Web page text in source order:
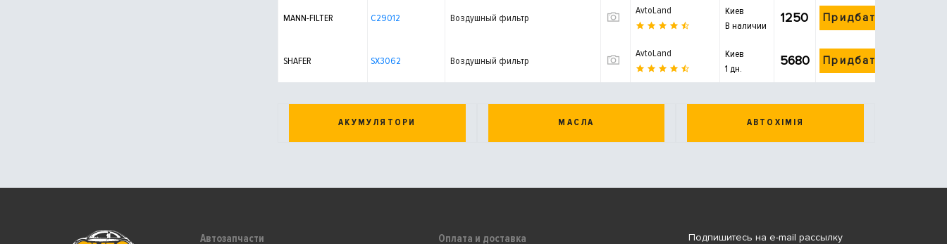
MANN-FILTER C29012 Воздушный фильтр
AvtoLand
Киев
В наличии
1250 Придбати
SHAFER SX3062 Воздушный фильтр
AvtoLand
Киев
1 дн.
5680 Придбати
АКУМУЛЯТОРИ МАСЛА АВТОХІМІЯ
Автозапчасти Оплата и доставка Подпишитесь на e-mail рассылку